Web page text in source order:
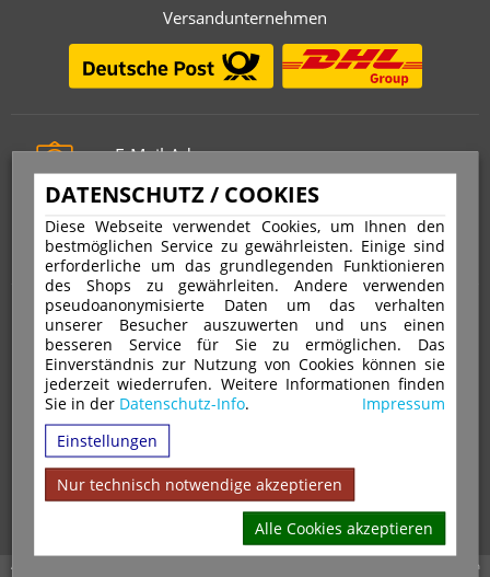
DATENSCHUTZ / COOKIES
Diese Webseite verwendet Cookies, um Ihnen den
bestmöglichen Service zu gewährleisten. Einige sind
erforderliche um das grundlegenden Funktionieren
des Shops zu gewährleiten. Andere verwenden
pseudoanonymisierte Daten um das verhalten
unserer Besucher auszuwerten und uns einen
besseren Service für Sie zu ermöglichen. Das
Einverständnis zur Nutzung von Cookies können sie
jederzeit wiederrufen. Weitere Informationen finden
Sie in der Datenschutz-Info.
Impressum
Einstellungen
Nur technisch notwendige akzeptieren
Alle Cookies akzeptieren
Versandunternehmen
E-Mail-Adresse
info@stempelfritz.de
Telefon
0221 677 812 08
Über uns
VERTRAG WIDERRUFEN
IMPRESSUM
DATENSCHUTZ
WIDERRUFSRECHT
AGB
VERSAND & ZAHLUNGSARTEN
WARENKORB
MAGAZIN
Alle Preise inkl. 19% MwSt. zzgl. Versandkosten | Copyright © 2026 Stempel Toenges GmbH - Alle Rechte vorbehalten